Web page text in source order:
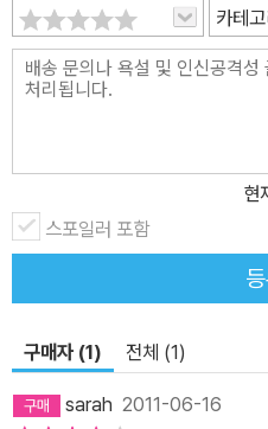
‘사랑과 금기’라는 삶의 근본적인
을 떠오르게 하는 묵직한 감동과
카테
현
스포일러 포함
구매자 (1) 전체 (1)
sarah 2011-06-16